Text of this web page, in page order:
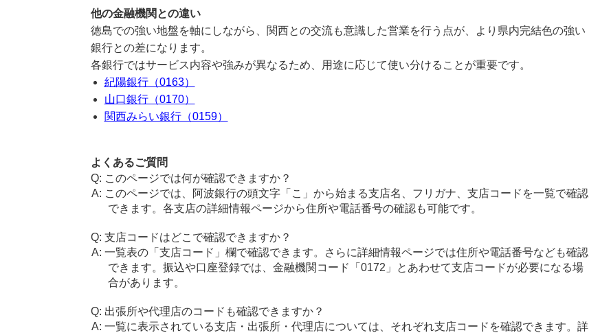
他の金融機関との違い
徳島での強い地盤を軸にしながら、関西との交流も意識した営業を行う点が、より県内完結色の強い
銀行との差になります。
各銀行ではサービス内容や強みが異なるため、用途に応じて使い分けることが重要です。
紀陽銀行（0163）
山口銀行（0170）
関西みらい銀行（0159）
よくあるご質問
このページでは何が確認できますか？
このページでは、阿波銀行の頭文字「こ」から始まる支店名、フリガナ、支店コードを一覧で確認
できます。各支店の詳細情報ページから住所や電話番号の確認も可能です。
支店コードはどこで確認できますか？
一覧表の「支店コード」欄で確認できます。さらに詳細情報ページでは住所や電話番号なども確認
できます。振込や口座登録では、金融機関コード「0172」とあわせて支店コードが必要になる場
合があります。
出張所や代理店のコードも確認できますか？
一覧に表示されている支店・出張所・代理店については、それぞれ支店コードを確認できます。詳